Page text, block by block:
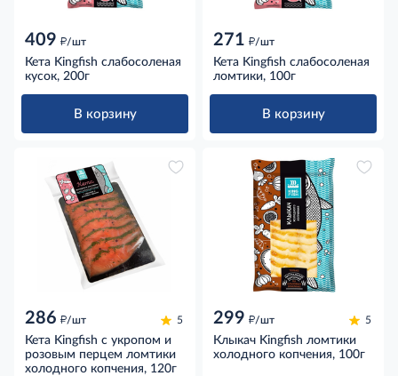
409 д/шт
Кета Kingfish слабосоленая
кусок, 200г
В корзину
271 д/шт
Кета Kingfish слабосоленая
ломтики, 100г
В корзину
286 д/шт 5
Кета Kingfish с укропом и
розовым перцем ломтики
холодного копчения, 120г
299 д/шт 5
Клыкач Kingfish ломтики
холодного копчения, 100г